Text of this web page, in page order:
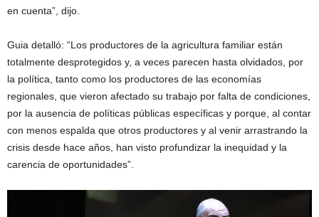
en cuenta”, dijo.
Guia detalló: “Los productores de la agricultura familiar están
totalmente desprotegidos y, a veces parecen hasta olvidados, por
la política, tanto como los productores de las economías
regionales, que vieron afectado su trabajo por falta de condiciones,
por la ausencia de políticas públicas específicas y porque, al contar
con menos espalda que otros productores y al venir arrastrando la
crisis desde hace años, han visto profundizar la inequidad y la
carencia de oportunidades”.